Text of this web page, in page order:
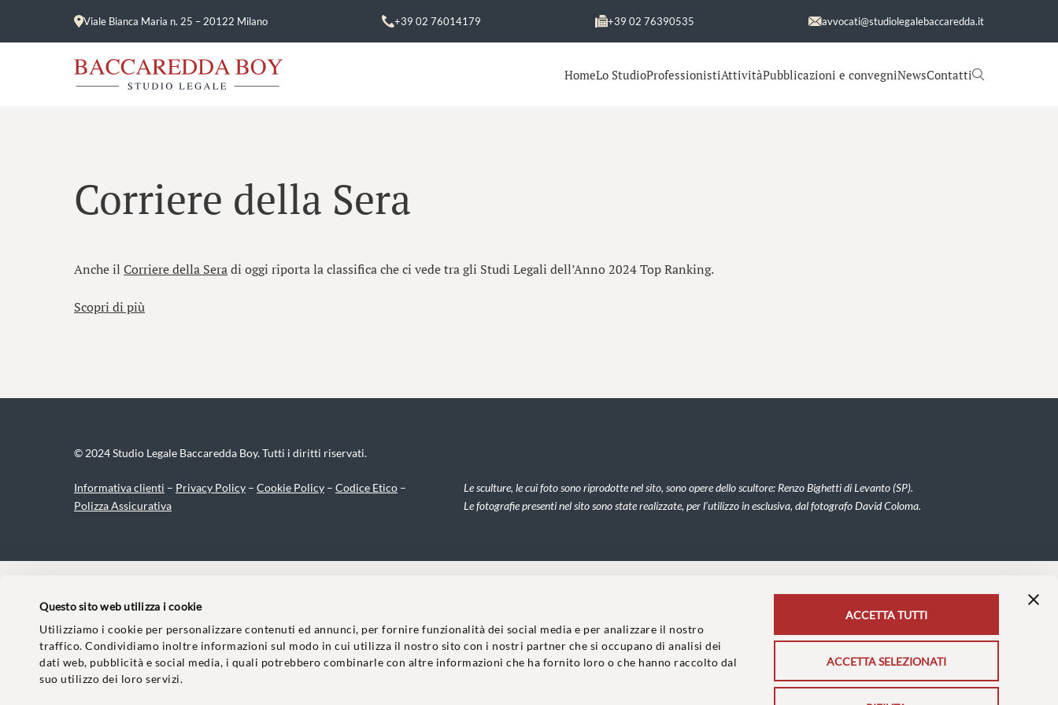
Questo sito web utilizza i cookie
Utilizziamo i cookie per personalizzare contenuti ed annunci, per fornire funzionalità dei social media e per analizzare il nostro
traffico. Condividiamo inoltre informazioni sul modo in cui utilizza il nostro sito con i nostri partner che si occupano di analisi dei
dati web, pubblicità e social media, i quali potrebbero combinarle con altre informazioni che ha fornito loro o che hanno raccolto dal
suo utilizzo dei loro servizi.
ACCETTA TUTTI
ACCETTA SELEZIONATI
Viale Bianca Maria n. 25 – 20122 Milano +39 02 76014179 +39 02 76390535 avvocati@studiolegalebaccaredda.it
HomeLo StudioProfessionistiAttivitàPubblicazioni e convegniNewsContatti
Corriere della Sera
Anche il Corriere della Seradi oggi riporta la classifica che ci vede tra gli Studi Legali dell’Anno 2024 Top Ranking.
Scopri di più
© 2024 Studio Legale Baccaredda Boy. Tutti i diritti riservati.
Informativa clienti – Privacy Policy – Cookie Policy – Codice Etico –
Polizza Assicurativa
Le sculture, le cui foto sono riprodotte nel sito, sono opere dello scultore: Renzo Bighetti di Levanto (SP).
Le fotografie presenti nel sito sono state realizzate, per l’utilizzo in esclusiva, dal fotografo David Coloma.